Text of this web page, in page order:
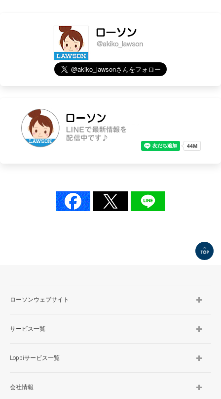
ローソンウェブサイト
サービス一覧
Loppiサービス一覧
会社情報